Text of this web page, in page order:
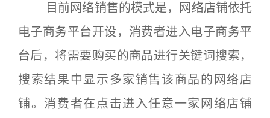
目前网络销售的模式是，网络店铺依托
电子商务平台开设，消费者进入电子商务平
台后，将需要购买的商品进行关键词搜索，
搜索结果中显示多家销售该商品的网络店
铺。消费者在点击进入任意一家网络店铺